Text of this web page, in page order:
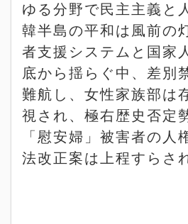
ゆる分野で民主主義と
韓半島の平和は風前の
者支援システムと国家
底から揺らぐ中、差別
難航し、女性家族部は
視され、極右歴史否定
「慰安婦」被害者の人
法改正案は上程すらさ